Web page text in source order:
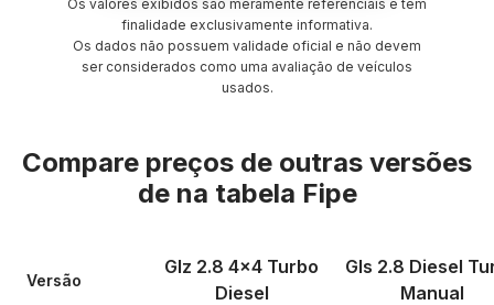
Os valores exibidos são meramente referenciais e têm
finalidade exclusivamente informativa.
Os dados não possuem validade oficial e não devem
ser considerados como uma avaliação de veículos
usados.
Compare preços de outras versões
de na tabela Fipe
Versão
Glz 2.8 4x4 Turbo
Diesel
Gls 2.8 Diesel
Manual